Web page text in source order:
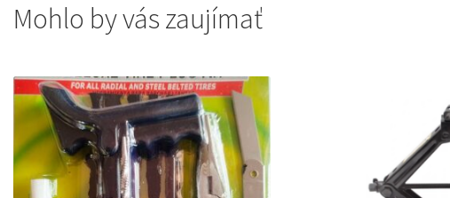
Mohlo by vás zaujímať